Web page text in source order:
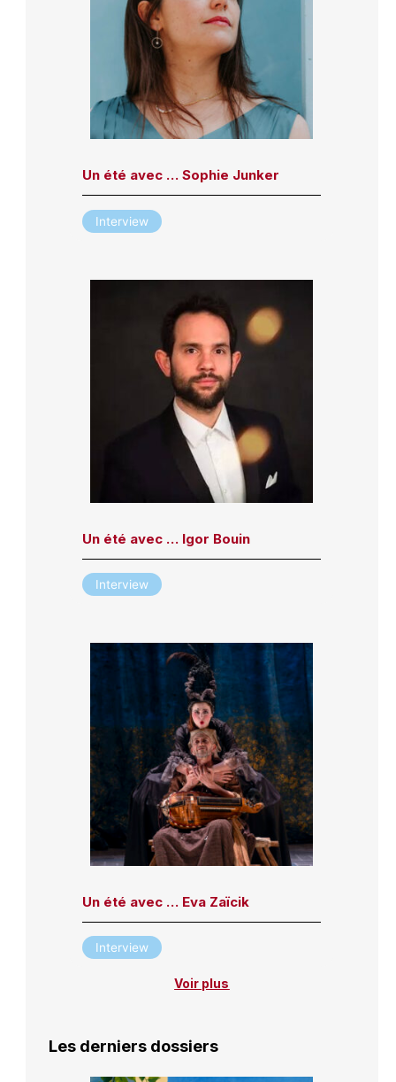
Un été avec … Sophie Junker
Interview
Un été avec … Igor Bouin
Interview
Un été avec … Eva Zaïcik
Interview
Voir plus
Les derniers dossiers